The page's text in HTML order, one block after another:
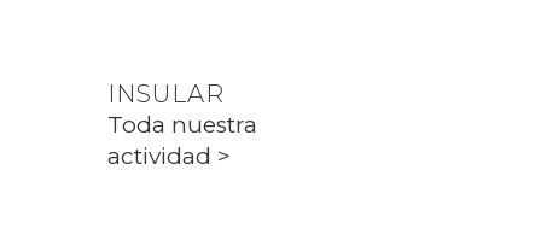
INSULAR
Toda nuestra
actividad >